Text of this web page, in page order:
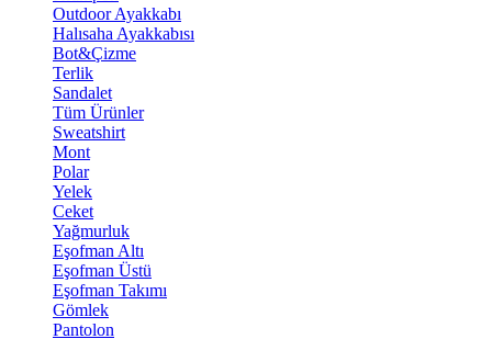
Outdoor Ayakkabı
Halısaha Ayakkabısı
Bot&Çizme
Terlik
Sandalet
Tüm Ürünler
Sweatshirt
Mont
Polar
Yelek
Ceket
Yağmurluk
Eşofman Altı
Eşofman Üstü
Eşofman Takımı
Gömlek
Pantolon